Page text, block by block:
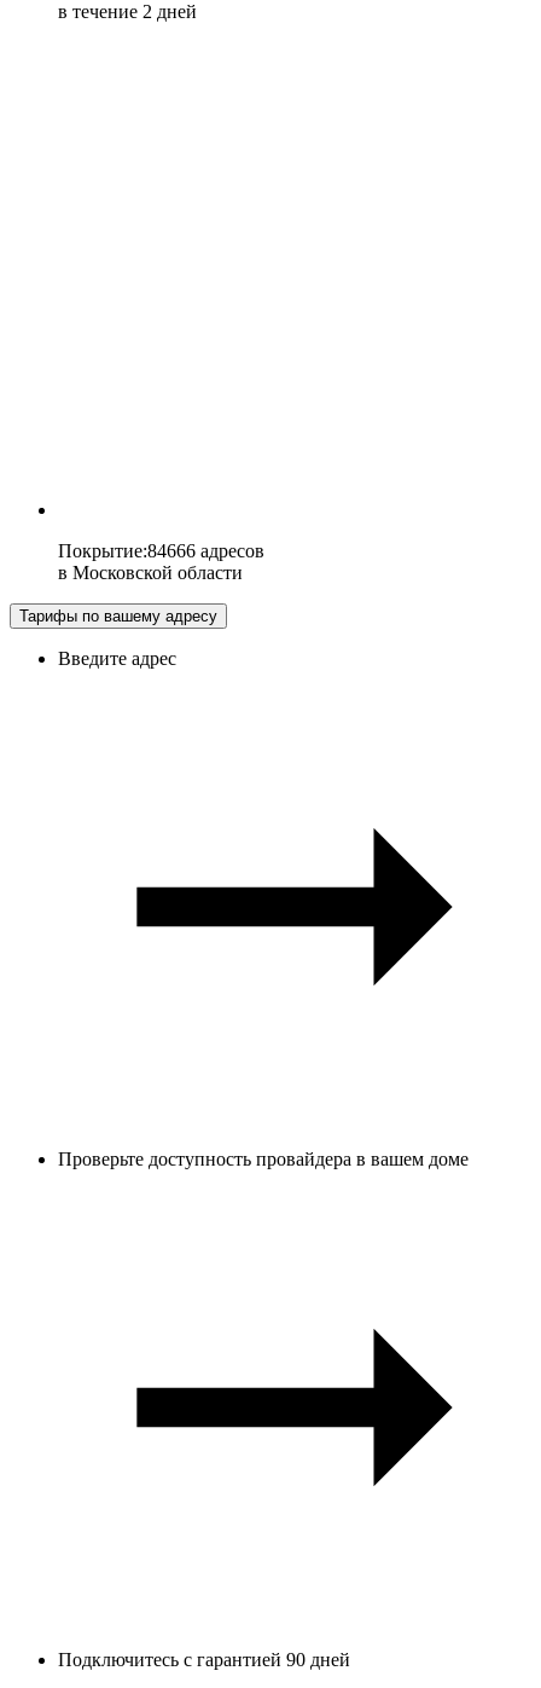
в течение 2 дней
Покрытие:84666 адресов
в Московской области
Тарифы по вашему адресу
Введите адрес
Проверьте доступность провайдера в вашем доме
Подключитесь с гарантией 90 дней